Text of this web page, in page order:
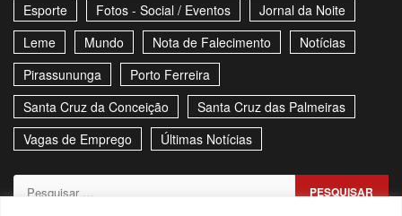
Esporte
Fotos - Social / Eventos
Jornal da Noite
Leme
Mundo Nota de Falecimento
Notícias
Pirassununga
Porto Ferreira
Santa Cruz da Conceição
Santa Cruz das Palmeiras
Vagas de Emprego
Últimas Notícias
Pesquisar